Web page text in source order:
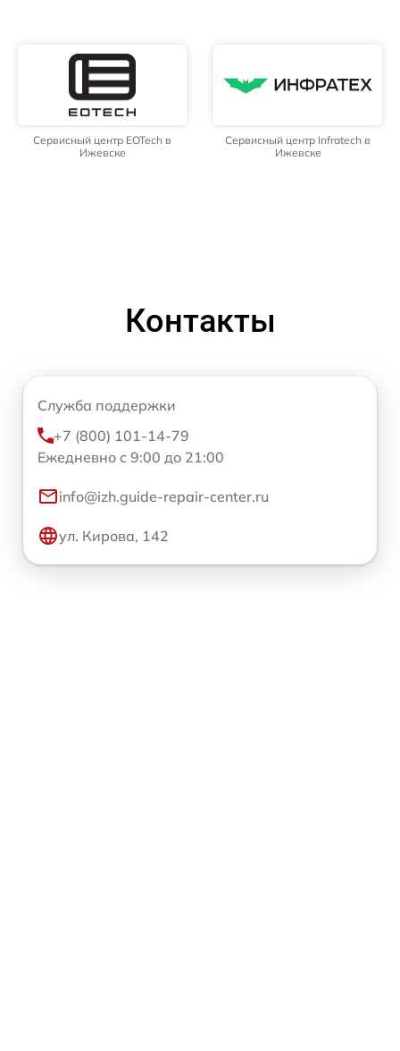
Сервисный центр EOTech в
Ижевске
Сервисный центр Infratech в
Ижевске
Контакты
Служба поддержки
+7 (800) 101-14-79
Ежедневно с 9:00 до 21:00
info@izh.guide-repair-center.ru
ул. Кирова, 142